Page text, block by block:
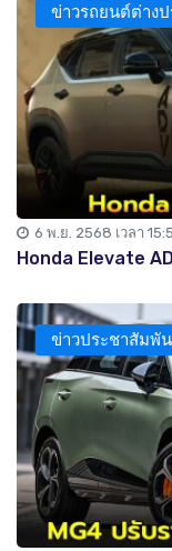
ข่าวรถยนต์ต่างป
6 พ.ย. 2568 เวลา
Honda Elevate
ข่าวประชาสัมพั